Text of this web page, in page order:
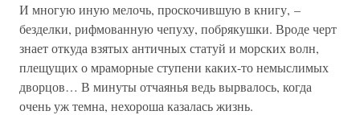
И многую иную мелочь, проскочившую в книгу, –
безделки, рифмованную чепуху, побрякушки. Вроде черт
знает откуда взятых античных статуй и морских волн,
плещущих о мраморные ступени каких-то немыслимых
дворцов… В минуты отчаянья ведь вырвалось, когда
очень уж темна, нехороша казалась жизнь.